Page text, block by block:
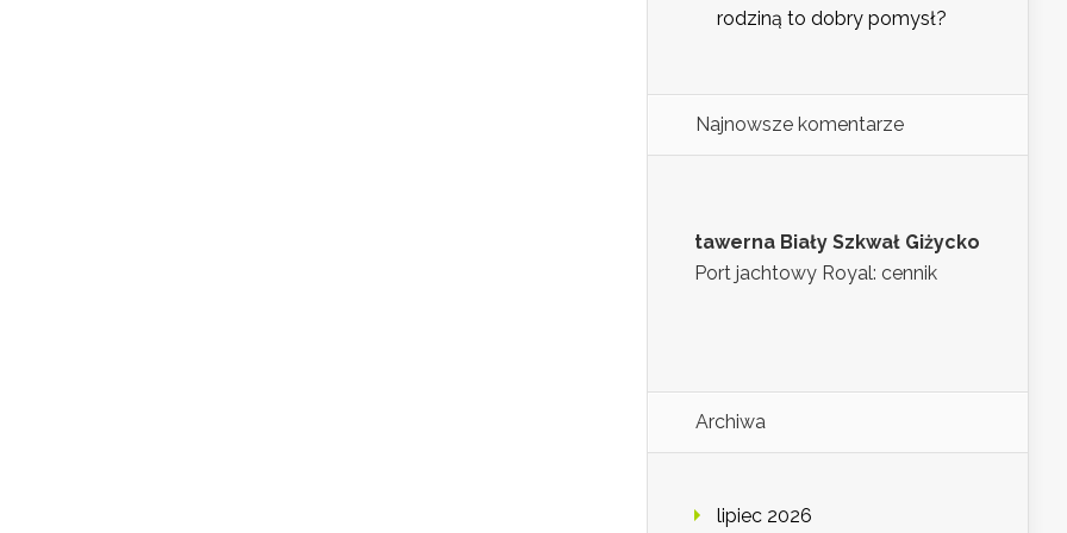
rodziną to dobry pomysł?
Najnowsze komentarze
tawerna Biały Szkwał Giżycko
Port jachtowy Royal: cennik
Archiwa
lipiec 2026